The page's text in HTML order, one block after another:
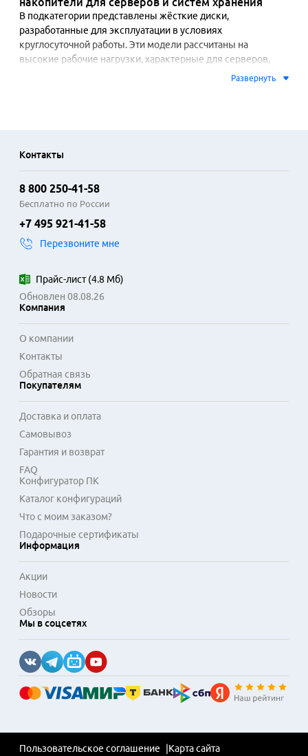
В подкатегории представлены жёсткие диски,
разработанные для эксплуатации в условиях
круглосуточной работы. Эти модели рассчитаны на
высокие рабочие нагрузки, характерные для серверов,
сетевых хранилищ и массивов данных. Отличительными
прошивки, оптимизированные для многозадачности и
работы в RAID-массивах. Технологии вибрационной
компенсации и системы коррекции ошибок обеспечивают
целостность данных при интенсивном обращении.
Используются интерфейсы подключения SATA и SAS, что
оборудования и систем хранения.
Основные сферы применения таких накопителей —
корпоративные дата-центры, телекоммуникационные
системы и вычислительная инфраструктура предприятий.
объёмом памяти, что позволяет эффективно
Развернуть
Контакты
8 800 250-41-58
Бесплатно по России
+7 495 921-41-58
Перезвоните мне
Прайс-лист(4.8 Мб)
Обновлен 08.08.26
Компания
О компании
Контакты
Обратная связь
Покупателям
Доставка и оплата
Самовывоз
Гарантия и возврат
FAQ
Конфигуратор ПК
Каталог конфигураций
Что с моим заказом?
Подарочные сертификаты
Информация
Акции
Новости
Обзоры
Мы в соцсетях
Пользовательское соглашение Карта сайта